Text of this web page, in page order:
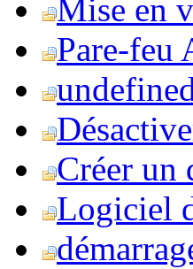
Mise en
Pare-feu
Créer un
Logiciel